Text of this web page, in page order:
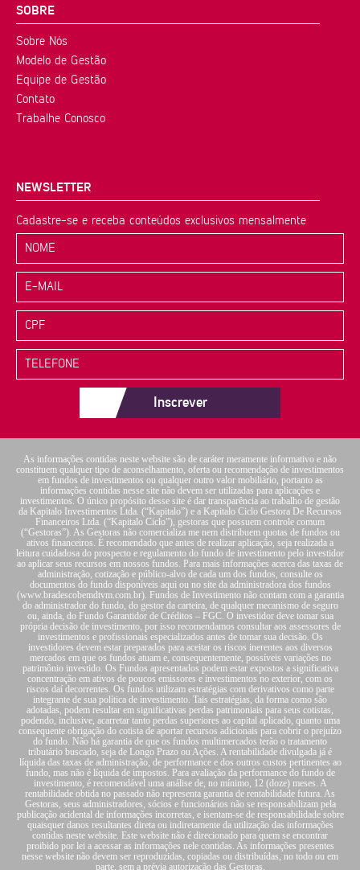
SOBRE
Sobre Nós
Modelo de Gestão
Equipe de Gestão
Contato
Trabalhe Conosco
NEWSLETTER
Cadastre-se e receba conteúdos exclusivos mensalmente
Inscrever
As informações contidas neste website são de caráter meramente informativo e não
constituem qualquer tipo de aconselhamento, oferta ou recomendação de investimentos
em fundos de investimentos ou qualquer outro valor mobiliário, portanto as
informações contidas nesse site não devem ser utilizadas para aplicações e
investimentos. O único propósito desse site é dar transparência ao trabalho de gestão
da Kapitalo Investimentos Ltda. (“Kapitalo”) e a Kapitalo Ciclo Gestora De Recursos
Financeiros Ltda. (“Kapitalo Ciclo”), gestoras que possuem controle comum
(“Gestoras”). As Gestoras não comercializa me nem distribuem quotas de fundos ou
ativos financeiros. É recomendado que antes de realizar aplicação, seja realizada a
leitura cuidadosa do prospecto e regulamento do fundo de investimento pelo investidor
ao aplicar seus recursos em nossos fundos. Para mais informações acerca das taxas de
administração, cotização e público-alvo de cada um dos fundos, consulte os
documentos do fundo disponíveis aqui ou no site da administradora dos fundos
(www.bradescobemdtvm.com.br). Fundos de Investimento não contam com a garantia
do administrador do fundo, do gestor da carteira, de qualquer mecanismo de seguro
ou, ainda, do Fundo Garantidor de Créditos – FGC. O investidor deve tomar sua
própria decisão de investimento, por isso recomendamos consultar aos assessores de
investimentos e profissionais especializados antes de tomar sua decisão. Os
investidores devem estar preparados para aceitar os riscos inerentes aos diversos
mercados em que os fundos atuam e, consequentemente, possíveis variações no
patrimônio investido. Os Fundos apresentados podem estar expostos a significativa
concentração em ativos de poucos emissores e investimentos no exterior, com os
riscos daí decorrentes. Os fundos utilizam estratégias com derivativos como parte
integrante de sua política de investimento. Tais estratégias, da forma como são
adotadas, podem resultar em significativas perdas patrimoniais para seus cotistas,
podendo, inclusive, acarretar tanto perdas superiores ao capital aplicado, quanto uma
consequente obrigação do cotista de aportar recursos adicionais para cobrir o prejuízo
do fundo. Não há garantia de que os fundos multimercados terão o tratamento
tributário buscado, seja de Longo Prazo ou Ações. A rentabilidade divulgada já é
líquida das taxas de administração, de performance e dos outros custos pertinentes ao
fundo, mas não é líquida de impostos. Para avaliação da performance do fundo de
investimento, é recomendável uma análise de, no mínimo, 12 (doze) meses. A
rentabilidade obtida no passado não representa garantia de rentabilidade futura. As
Gestoras, seus administradores, sócios e funcionários não se responsabilizam pela
publicação acidental de informações incorretas, e isentam-se de responsabilidade sobre
quaisquer danos resultantes direta ou indiretamente da utilização das informações
contidas neste website. Este website não é direcionado para quem se encontrar
proibido por lei a acessar as informações nele contidas. As informações presentes
nesse website não devem ser reproduzidas, copiadas ou distribuídas, no todo ou em
parte, sem a prévia autorização das Gestoras.